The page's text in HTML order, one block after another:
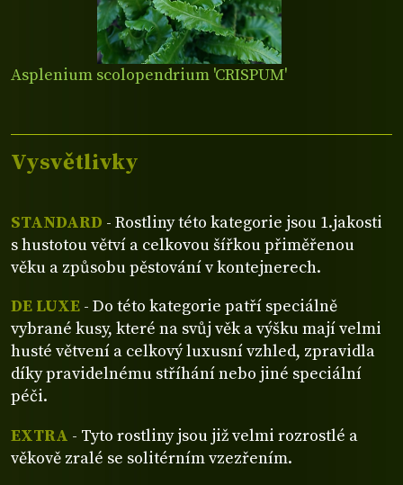
Asplenium scolopendrium 'CRISPUM'
Vysvětlivky
STANDARD - Rostliny této kategorie jsou 1.jakosti
s hustotou větví a celkovou šířkou přiměřenou
věku a způsobu pěstování v kontejnerech.
DE LUXE - Do této kategorie patří speciálně
vybrané kusy, které na svůj věk a výšku mají velmi
husté větvení a celkový luxusní vzhled, zpravidla
díky pravidelnému stříhání nebo jiné speciální
péči.
EXTRA - Tyto rostliny jsou již velmi rozrostlé a
věkově zralé se solitérním vzezřením.